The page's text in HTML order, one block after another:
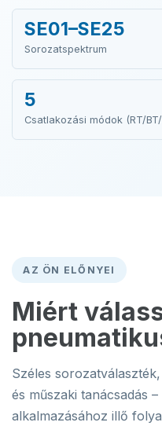
SE01–SE25
Sorozatspektrum
5
Csatlakozási módok (RT/
AZ ÖN ELŐNYEI
Miért
Széles
és műszaki tanácsadás
alkalmazásához illő